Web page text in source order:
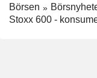
Börsen
Stoxx 600 -